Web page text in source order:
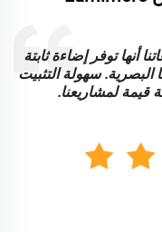
أنها توفر إضاءة ثابتة
البصرية. سهولة التثبيت
لمشاريعنا.